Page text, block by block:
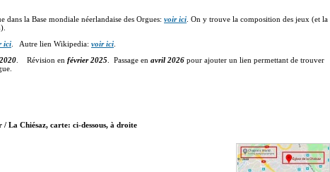
dans la Base mondiale néerlandaise des Orgues: voir ici . On y trouve la composition des jeux (et la
ici . Autre lien Wikipedia: voir ici
. Révision en février 2025 . Passage en avril 2026 pour ajouter un lien permettant de trouver
La Chiésaz, carte: ci-dessous, à droite